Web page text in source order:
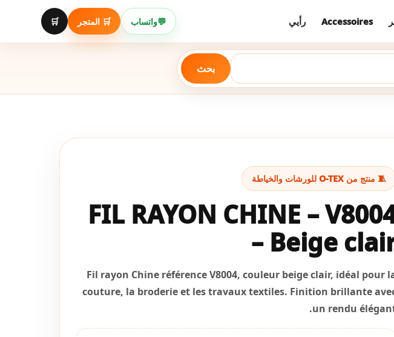
Accessoires رأيي 💬واتساب 🛒 المتجر 🛒
بحث
🧵 منتج من O-TEX للورشات والخياطة
FIL RAYON CHINE –
– Beige
Fil rayon Chine référence V8004, couleur beige clair, idéal pour
couture, la broderie et les travaux textiles. Finition brillante
un rendu